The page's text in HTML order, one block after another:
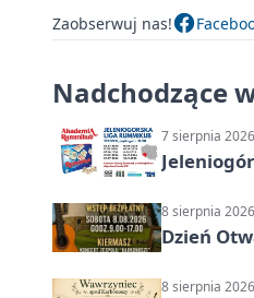
Zaobserwuj nas!
Nadchodzące
7 sierpnia
8 sierpnia
Dzień
8 sierpnia